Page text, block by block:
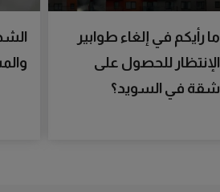
ما رأيكم في إلغاء طوابير
الإنتظار للحصول على
شقة في السويد؟